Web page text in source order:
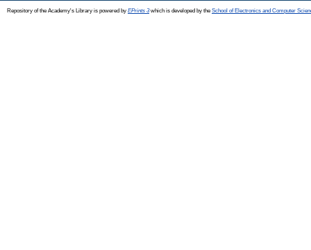
Repository of the Academy's Library is powered by EPrints 3which is developed by the School of Electronics and Computer